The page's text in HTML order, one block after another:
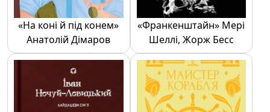
«На коні й під конем»
Анатолій Дімаров
«Франкенштайн» Мері
Шеллі, Жорж Бесс